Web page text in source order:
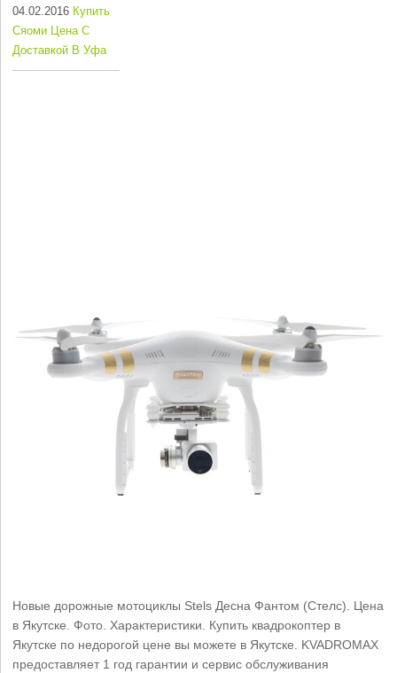
04.02.2016 Купить
Сяоми Цена С
Доставкой В Уфа
Новые дорожные мотоциклы Stels Десна Фантом (Стелс). Цена
в Якутске. Фото. Характеристики. Купить квадрокоптер в
Якутске по недорогой цене вы можете в Якутске. KVADROMAX
предоставляет 1 год гарантии и сервис обслуживания